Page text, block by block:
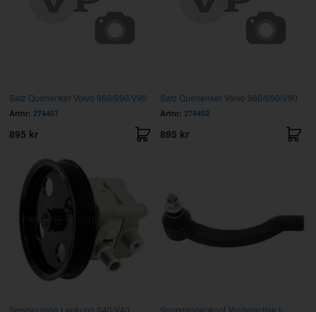
Satz Querlenker Volvo 960/S90/V90
Artnr: 274451
895 kr
Satz Querlenker Volvo 960/S90/V90
Artnr: 274452
895 kr
Servopumpe Lenkung S40/V40 Spurstangenkopf Vorderachse li